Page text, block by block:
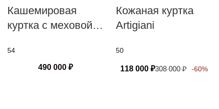
Кашемировая
куртка с меховой
54
490 000 ₽
Кожаная куртка
Artigiani
50
118 000 ₽308 000₽ -60%